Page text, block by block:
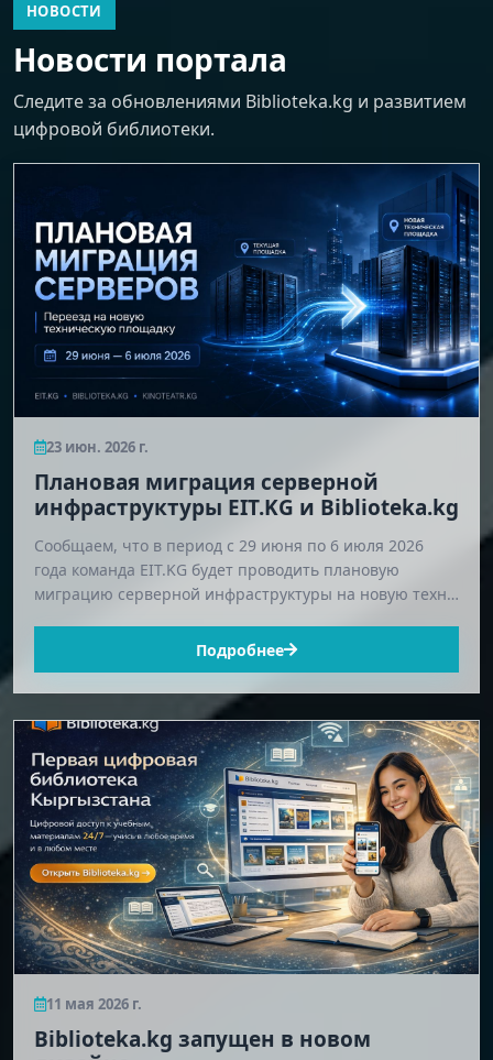
НОВОСТИ
Новости портала
Следите за обновлениями Biblioteka.kg и развитием
цифровой библиотеки.
23 июн. 2026 г.
Плановая миграция серверной
инфраструктуры EIT.KG и Biblioteka.kg
Сообщаем, что в период с 29 июня по 6 июля 2026
года команда EIT.KG будет проводить плановую
миграцию серверной инфраструктуры на новую техн…
Подробнее
11 мая 2026 г.
Biblioteka.kg запущен в новом